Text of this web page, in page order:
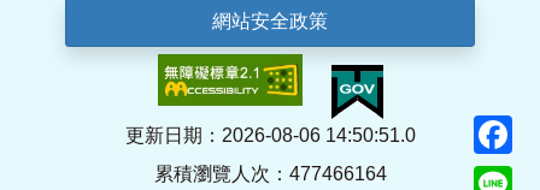
網站安全政策
更新日期：2026-08-06 14:50:51.0
累積瀏覽人次：477466164